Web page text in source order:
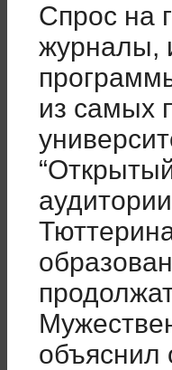
Спрос на
журналы,
из самых
объяснил